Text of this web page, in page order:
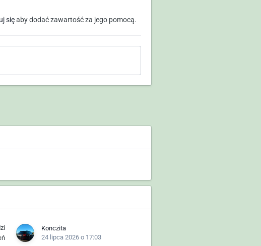
sięaby dodać zawartość za jego pomocą.
Konczita
24 lipca 2026 o 17:03